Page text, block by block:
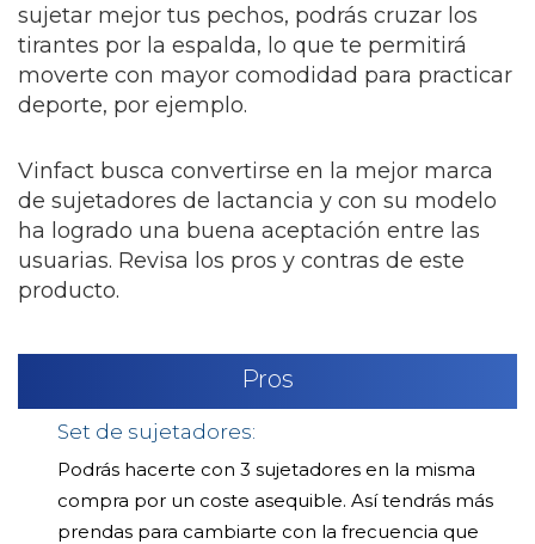
sujetar mejor tus pechos, podrás cruzar los
tirantes por la espalda, lo que te permitirá
moverte con mayor comodidad para practicar
deporte, por ejemplo.
Vinfact busca convertirse en la mejor marca
de sujetadores de lactancia y con su modelo
ha logrado una buena aceptación entre las
usuarias. Revisa los pros y contras de este
producto.
Pros
Set de sujetadores:
Podrás hacerte con 3 sujetadores en la misma
compra por un coste asequible. Así tendrás más
prendas para cambiarte con la frecuencia que